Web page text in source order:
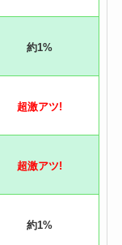
約1%
超激アツ!
超激アツ!
約1%